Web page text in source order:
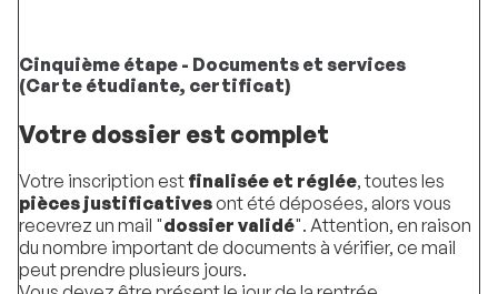
Cinquième étape - Documents et services
(Carte étudiante, certificat)
Votre dossier est complet
Votre inscription est finalisée et réglée, toutes les
pièces justificativesont été déposées, alors vous
recevrez un mail "dossier validé". Attention, en raison
du nombre important de documents à vérifier, ce mail
peut prendre plusieurs jours.